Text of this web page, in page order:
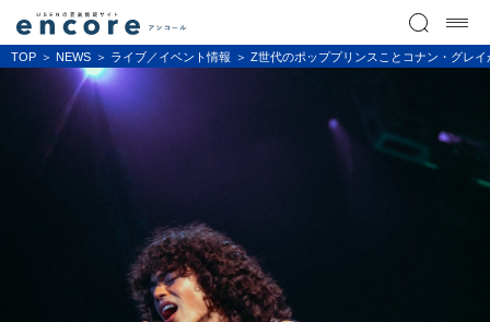
TOP NEWS ライブ／イベント情報 Z世代のポッププリンスことコナン・グレ